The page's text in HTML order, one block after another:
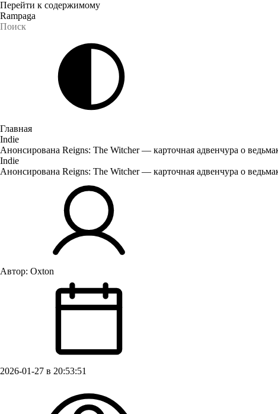
Перейти к содержимому
Rampaga
Главная
Indie
Анонсирована Reigns: The Witcher — карточная адвенчура о
Indie
Анонсирована Reigns: The Witcher — карточная адвенчура о
Автор: Oxton
2026-01-27 в 20:53:51